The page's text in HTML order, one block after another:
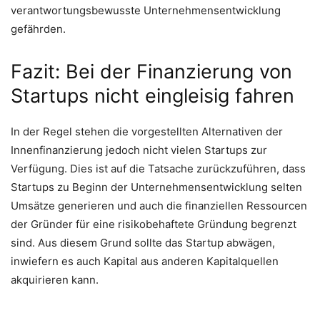
verantwortungsbewusste Unternehmensentwicklung
gefährden.
Fazit: Bei der Finanzierung von
Startups nicht eingleisig fahren
In der Regel stehen die vorgestellten Alternativen der
Innenfinanzierung jedoch nicht vielen Startups zur
Verfügung. Dies ist auf die Tatsache zurückzuführen, dass
Startups zu Beginn der Unternehmensentwicklung selten
Umsätze generieren und auch die finanziellen Ressourcen
der Gründer für eine risikobehaftete Gründung begrenzt
sind. Aus diesem Grund sollte das Startup abwägen,
inwiefern es auch Kapital aus anderen Kapitalquellen
akquirieren kann.